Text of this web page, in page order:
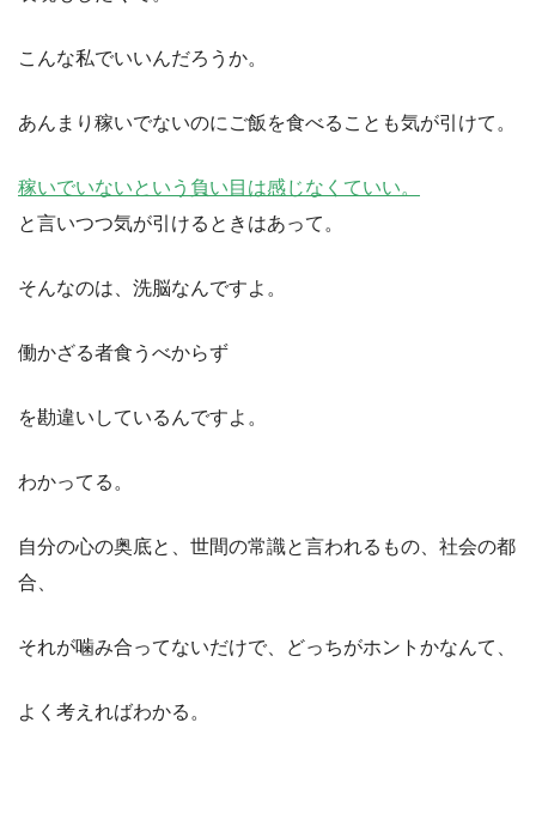
こんな私でいいんだろうか。
あんまり稼いでないのにご飯を食べることも気が引けて。
稼いでいないという負い目は感じなくていい。
と言いつつ気が引けるときはあって。
そんなのは、洗脳なんですよ。
働かざる者食うべからず
を勘違いしているんですよ。
わかってる。
自分の心の奥底と、世間の常識と言われるもの、社会の都
合、
それが噛み合ってないだけで、どっちがホントかなんて、
よく考えればわかる。